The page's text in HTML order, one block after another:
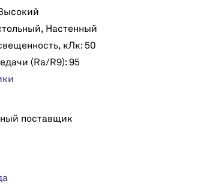
Настенный
кЛк: 50
(Ra/R9): 95
поставщик